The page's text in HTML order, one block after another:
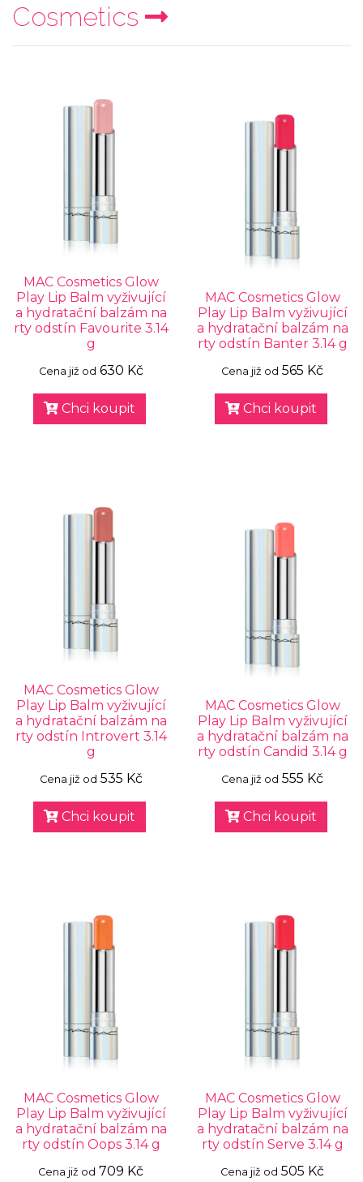
Cosmetics
MAC Cosmetics Glow
Play Lip Balm vyživující
a hydratační balzám na
rty odstín Favourite 3.14
g
Cena již od 630 Kč
Chci koupit
MAC Cosmetics Glow
Play Lip Balm vyživující
a hydratační balzám na
rty odstín Banter 3.14 g
Cena již od 565 Kč
Chci koupit
MAC Cosmetics Glow
Play Lip Balm vyživující
a hydratační balzám na
rty odstín Introvert 3.14
g
Cena již od 535 Kč
Chci koupit
MAC Cosmetics Glow
Play Lip Balm vyživující
a hydratační balzám na
rty odstín Candid 3.14 g
Cena již od 555 Kč
Chci koupit
MAC Cosmetics Glow
Play Lip Balm vyživující
a hydratační balzám na
rty odstín Oops 3.14 g
Cena již od 709 Kč
MAC Cosmetics Glow
Play Lip Balm vyživující
a hydratační balzám na
rty odstín Serve 3.14 g
Cena již od 505 Kč